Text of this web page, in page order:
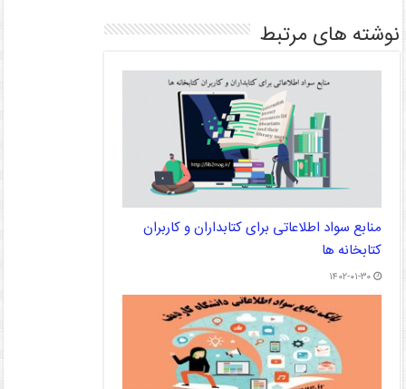
نوشته های مرتبط
منابع سواد اطلاعاتی برای کتابداران و کاربران
کتابخانه ها
۱۴۰۲-۰۱-۳۰